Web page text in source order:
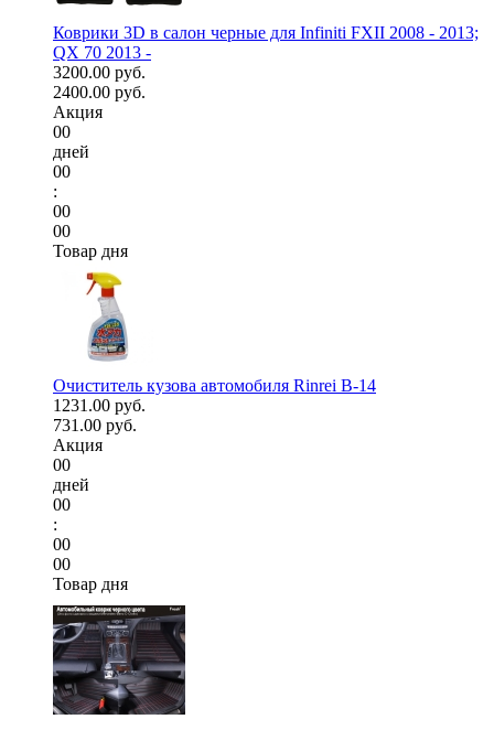
Коврики 3D в салон черные для Infiniti FXII 2008 - 2013;
QX 70 2013 -
3200.00 руб.
2400.00 руб.
Акция
00
дней
00
:
00
00
Товар дня
Очиститель кузова автомобиля Rinrei B-14
1231.00 руб.
731.00 руб.
Акция
00
дней
00
:
00
00
Товар дня